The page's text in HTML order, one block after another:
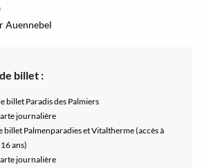
Auennebel
billet :
billet Paradis des Palmiers
journalière
billet Palmenparadies et Vitaltherme (accès à
ans)
journalière